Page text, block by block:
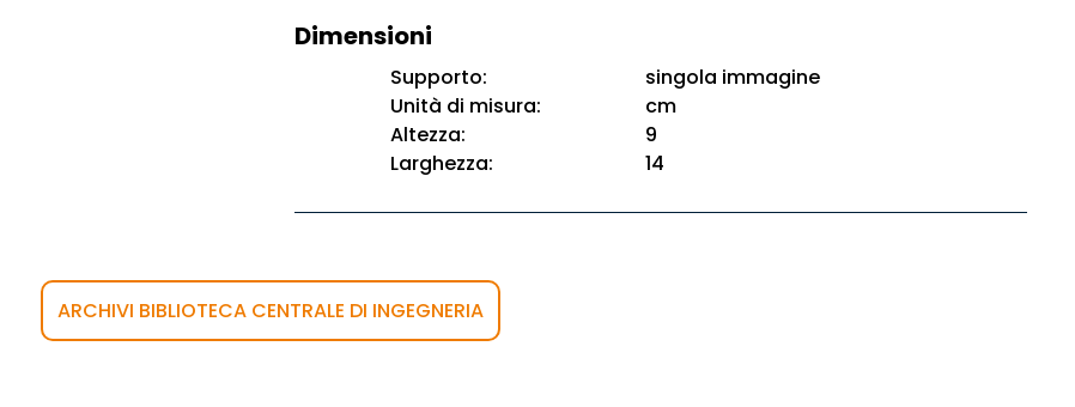
Dimensioni
Supporto:
singola immagine
Unità di misura:
cm
Altezza:
9
Larghezza:
14
ARCHIVI BIBLIOTECA CENTRALE DI INGEGNERIA